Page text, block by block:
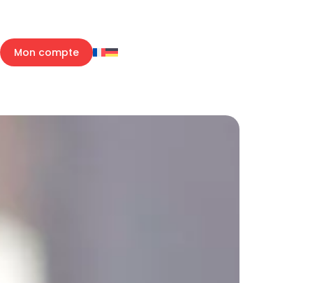
Mon compte